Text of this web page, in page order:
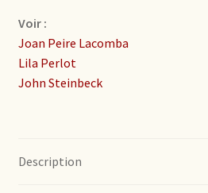
Voir :
Joan Peire Lacomba
Lila Perlot
John Steinbeck
Description